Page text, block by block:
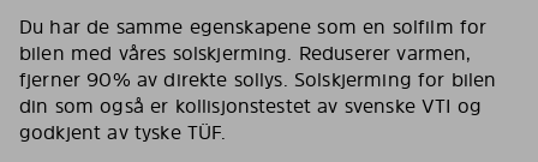
Du har de samme egenskapene som en solfilm for
bilen med våres solskjerming. Reduserer varmen,
fjerner 90% av direkte sollys. Solskjerming for bilen
din som også er kollisjonstestet av svenske VTI og
godkjent av tyske TÜF.